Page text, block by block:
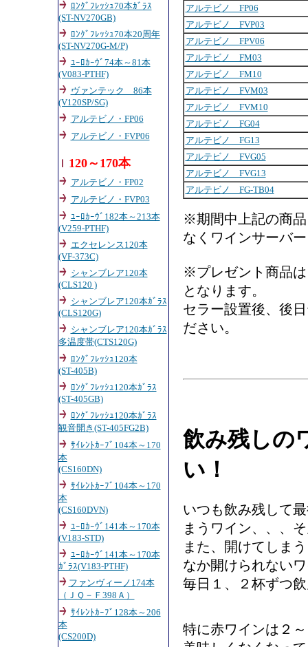
ﾛﾝｸﾞﾌﾚｯｼｭ70本ｶﾞﾗｽ
(ST-NV270GB)
ﾛﾝｸﾞﾌﾚｯｼｭ70本20周年
(ST-NV270G-M/P)
ﾕｰﾛｶｰｳﾞ74本～81本
(V083-PTHF)
ヴァンテック 86本
(V120SP/SG)
アルテビノ・FP06
アルテビノ・FVP06
120～170本
アルテビノ・FP02
アルテビノ・FVP03
ﾕｰﾛｶｰｳﾞ182本～213本
(V259-PTHF)
エクセレンス120本
(VF-373C)
シャンブレア120本
(CLS120 )
シャンブレア120本ｶﾞﾗｽ
(CLS120G)
シャンブレア120本ｶﾞﾗｽ
多温度帯(CTS120G)
ﾛﾝｸﾞﾌﾚｯｼｭ120本
(ST-405B)
ﾛﾝｸﾞﾌﾚｯｼｭ120本ｶﾞﾗｽ
(ST-405GB)
ﾛﾝｸﾞﾌﾚｯｼｭ120本ｶﾞﾗｽ
観音開き(ST-405FG2B)
ｻｲﾚﾝﾄｶｰﾌﾞ104本～170
本
(CS160DN)
ｻｲﾚﾝﾄｶｰﾌﾞ104本～170
本
(CS160DVN)
ﾕｰﾛｶｰｳﾞ141本～170本
(V183-STD)
ﾕｰﾛｶｰｳﾞ141本～170本
ｶﾞﾗｽ(V183-PTHF)
ファンヴィーノ174本
（ＪＱ－Ｆ398Ａ）
ｻｲﾚﾝﾄｶｰﾌﾞ128本～206
本
(CS200D)
アルテビノ FP06
アルテビノ FVP03
アルテビノ FPV06
アルテビノ FM03
アルテビノ FM10
アルテビノ FVM03
アルテビノ FVM10
アルテビノ FG04
アルテビノ FG13
アルテビノ FVG05
アルテビノ FVG13
アルテビノ FG-TB04
※期間中上記の商
なくワインサーバ
※プレゼント商品
となります。
セラー設置後、後
ださい。
飲み残しの
い！
いつも飲み残して
まうワイン、、、
また、開けてしま
なか開けられない
毎日１、２杯ずつ
特に赤ワインは２